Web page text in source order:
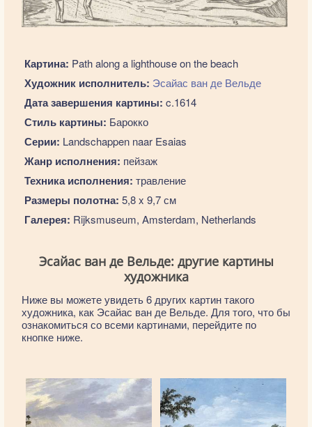
Картина: Path along a lighthouse on the beach
Художник исполнитель: Эсайас ван де Вельде
Дата завершения картины: c.1614
Стиль картины: Барокко
Серии: Landschappen naar Esaias
Жанр исполнения: пейзаж
Техника исполнения: травление
Размеры полотна: 5,8 x 9,7 см
Галерея: Rijksmuseum, Amsterdam, Netherlands
Эсайас ван де Вельде: другие картины
художника
Ниже вы можете увидеть 6 других картин такого
художника, как Эсайас ван де Вельде. Для того, что бы
ознакомиться со всеми картинами, перейдите по
кнопке ниже.